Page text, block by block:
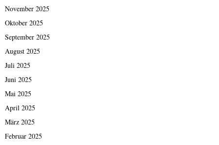
November 2025
Oktober 2025
September 2025
August 2025
Juli 2025
Juni 2025
Mai 2025
April 2025
März 2025
Februar 2025